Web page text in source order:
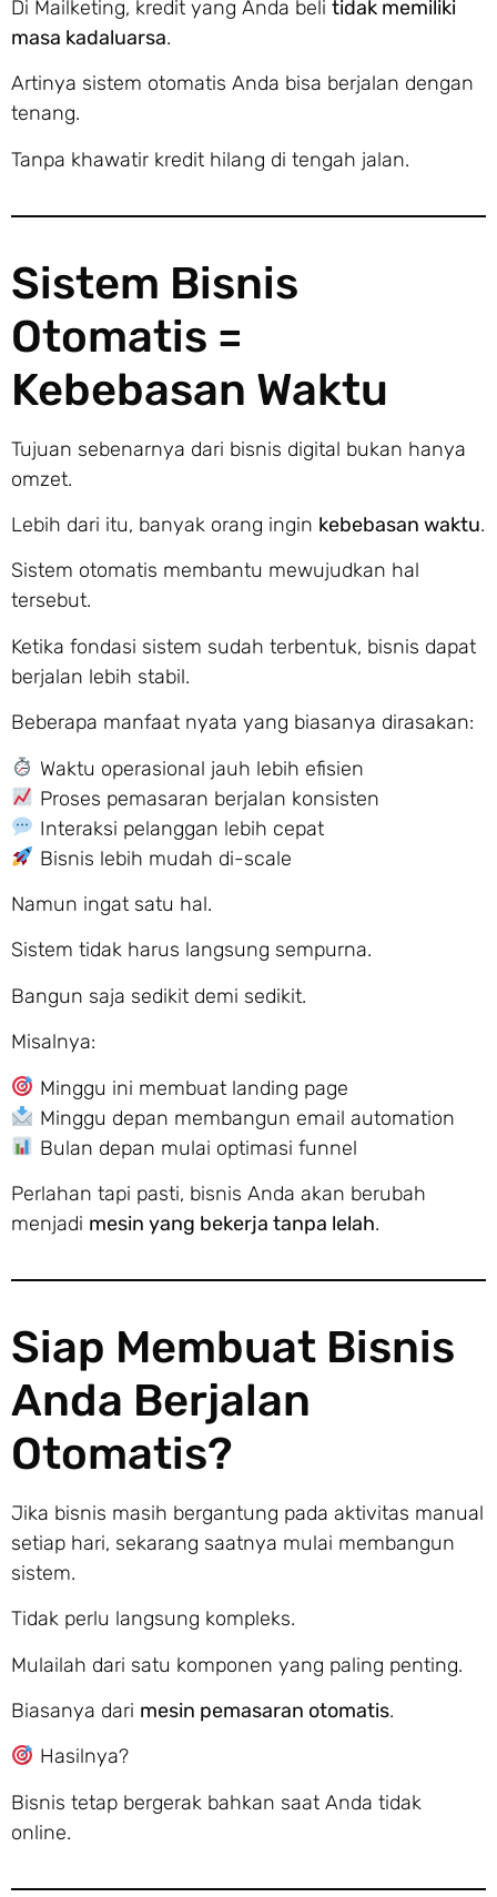
Di Mailketing, kredit yang Anda beli tidak memiliki
masa kadaluarsa.
Artinya sistem otomatis Anda bisa berjalan dengan
tenang.
Tanpa khawatir kredit hilang di tengah jalan.
Sistem Bisnis
Otomatis =
Kebebasan Waktu
Tujuan sebenarnya dari bisnis digital bukan hanya
omzet.
Lebih dari itu, banyak orang ingin kebebasan waktu.
Sistem otomatis membantu mewujudkan hal
tersebut.
Ketika fondasi sistem sudah terbentuk, bisnis dapat
berjalan lebih stabil.
Beberapa manfaat nyata yang biasanya dirasakan:
Waktu operasional jauh lebih efisien
Proses pemasaran berjalan konsisten
Interaksi pelanggan lebih cepat
Bisnis lebih mudah di-scale
Namun ingat satu hal.
Sistem tidak harus langsung sempurna.
Bangun saja sedikit demi sedikit.
Misalnya:
Minggu ini membuat landing page
Minggu depan membangun email automation
Bulan depan mulai optimasi funnel
Perlahan tapi pasti, bisnis Anda akan berubah
menjadi mesin yang bekerja tanpa lelah.
Siap Membuat Bisnis
Anda Berjalan
Otomatis?
Jika bisnis masih bergantung pada aktivitas manual
setiap hari, sekarang saatnya mulai membangun
sistem.
Tidak perlu langsung kompleks.
Mulailah dari satu komponen yang paling penting.
Biasanya dari mesin pemasaran otomatis.
Hasilnya?
Bisnis tetap bergerak bahkan saat Anda tidak
online.